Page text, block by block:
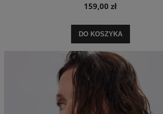
159,00 zł
DO KOSZYKA